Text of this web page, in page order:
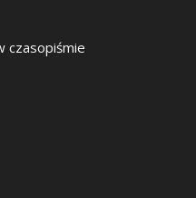
czasopiśmie